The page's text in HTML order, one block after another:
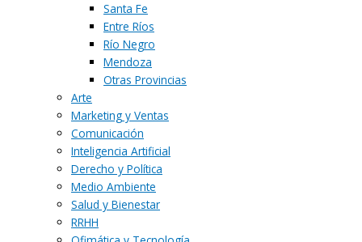
Santa Fe
Entre Ríos
Río Negro
Mendoza
Otras Provincias
Arte
Marketing y Ventas
Comunicación
Inteligencia Artificial
Derecho y Política
Medio Ambiente
Salud y Bienestar
RRHH